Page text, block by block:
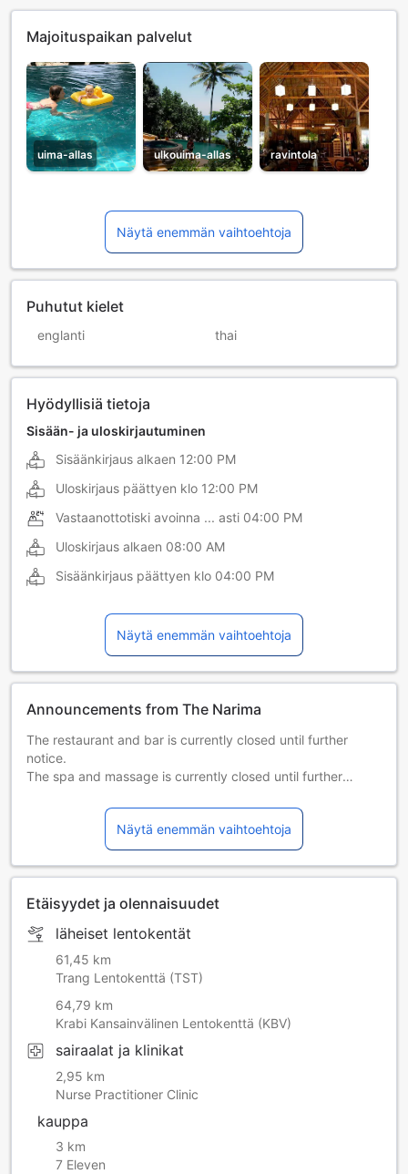
Majoituspaikan palvelut
uima-allas ulkouima-allas ravintola
Näytä enemmän vaihtoehtoja
Puhutut kielet
englanti thai
Hyödyllisiä tietoja
Sisään- ja uloskirjautuminen
Sisäänkirjaus alkaen 12:00 PM
Uloskirjaus päättyen klo 12:00 PM
Vastaanottotiski avoinna ... asti 04:00 PM
Uloskirjaus alkaen 08:00 AM
Sisäänkirjaus päättyen klo 04:00 PM
Näytä enemmän vaihtoehtoja
Announcements from The Narima
The restaurant and bar is currently closed until further
notice.
The spa and massage is currently closed until further
Näytä enemmän vaihtoehtoja
Etäisyydet ja olennaisuudet
läheiset lentokentät
61,45 km
Trang Lentokenttä (TST)
64,79 km
Krabi Kansainvälinen Lentokenttä (KBV)
sairaalat ja klinikat
2,95 km
Nurse Practitioner Clinic
kauppa
3 km
7 Eleven